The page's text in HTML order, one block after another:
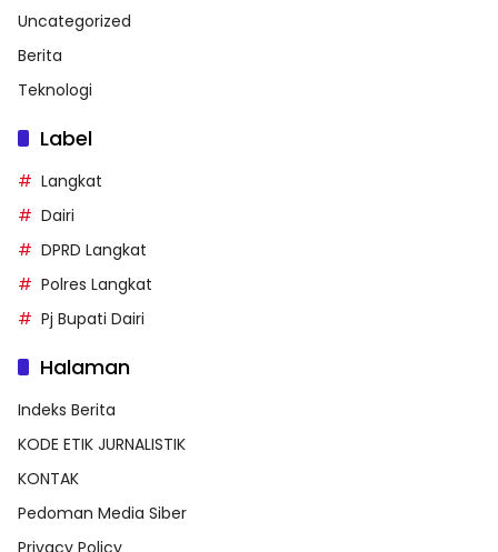
Uncategorized
Berita
Teknologi
Label
Langkat
Dairi
DPRD Langkat
Polres Langkat
Pj Bupati Dairi
Halaman
Indeks Berita
KODE ETIK JURNALISTIK
KONTAK
Pedoman Media Siber